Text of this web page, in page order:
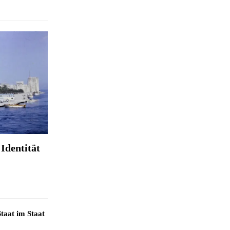
Identität
im Staat